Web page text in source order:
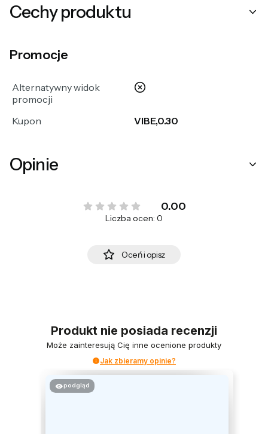
Cechy produktu
Promocje
Alternatywny widok
promocji
nie
Kupon VIBE,0.30
Opinie
0.00
Liczba ocen: 0
Oceń i opisz
Produkt nie posiada recenzji
Może zainteresują Cię inne ocenione produkty
Jak zbieramy opinie?
podgląd